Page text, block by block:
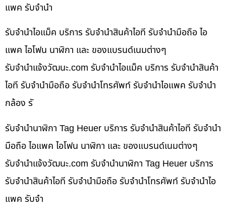
แพค รับจำนำ
รับจำนำไอแม็ค บริการ รับจำนำสินค้าไอที รับจำนำมือถือ ไอ
แพค ไอโฟน นาฬิกา และ ของแบรนด์เนมต่างๆ
รับจํานําแจ้งวัฒนะ.com รับจำนำไอแม็ค บริการ รับจำนำสินค้า
ไอที รับจำนำมือถือ รับจำนำโทรศัพท์ รับจำนำไอแพค รับจำนำ
กล้อง รั
รับจำนำนาฬิกา Tag Heuer บริการ รับจำนำสินค้าไอที รับจำนำ
มือถือ ไอแพค ไอโฟน นาฬิกา และ ของแบรนด์เนมต่างๆ
รับจํานําแจ้งวัฒนะ.com รับจำนำนาฬิกา Tag Heuer บริการ
รับจำนำสินค้าไอที รับจำนำมือถือ รับจำนำโทรศัพท์ รับจำนำไอ
แพค รับจำ